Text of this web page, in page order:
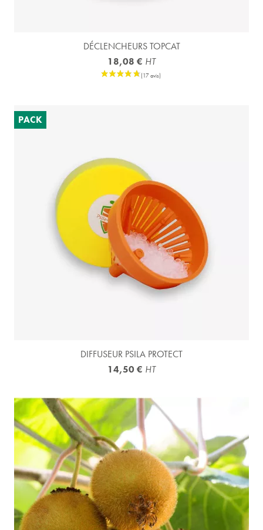
DÉCLENCHEURS TOPCAT
18,08 € HT
DIFFUSEUR PSILA PROTECT
14,50 € HT
PACK